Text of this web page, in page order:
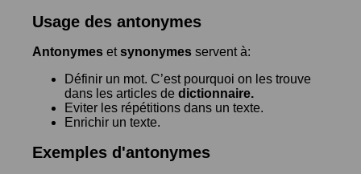
Usage des antonymes
Antonymes etsynonymes servent à:
Définir un mot. C’est pourquoi on les trouve
dans les articles de dictionnaire.
Eviter les répétitions dans un texte.
Enrichir un texte.
Exemples d'antonymes